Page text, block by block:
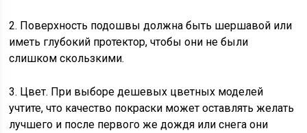
2. Поверхность подошвы должна быть шершавой или
иметь глубокий протектор, чтобы они не были
слишком скользкими.
3. Цвет. При выборе дешевых цветных моделей
учтите, что качество покраски может оставлять желать
лучшего и после первого же дождя или снега они